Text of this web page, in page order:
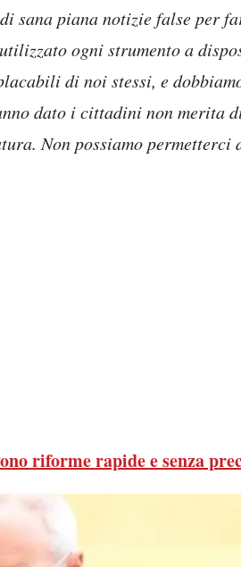
sana piana notizie false per
ogni strumento a
di noi stessi, e
dato i cittadini non merita
Non possiamo permetterci
riforme rapide e senza